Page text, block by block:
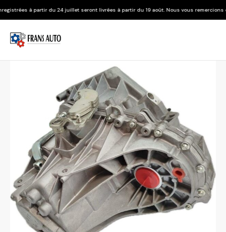
24 juillet seront livrées à partir du 19 août. Nous vous remercions de votre